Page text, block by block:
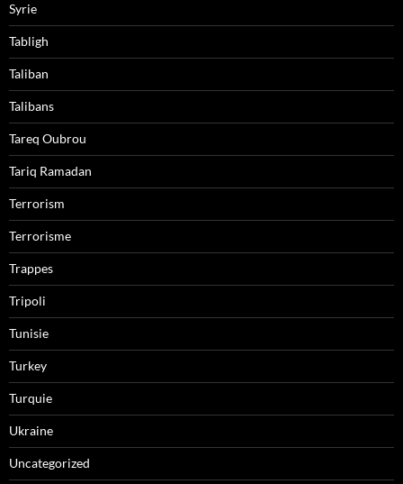
Syrie
Tabligh
Taliban
Talibans
Tareq Oubrou
Tariq Ramadan
Terrorism
Terrorisme
Trappes
Tripoli
Tunisie
Turkey
Turquie
Ukraine
Uncategorized